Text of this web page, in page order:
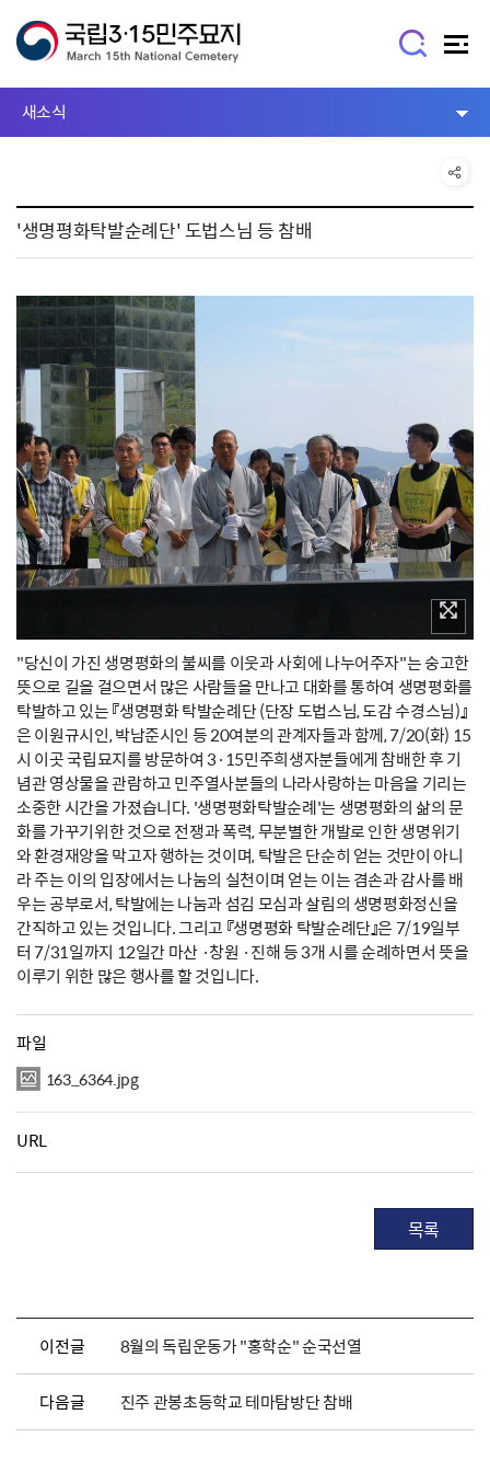
새소식
'생명평화탁발순례단' 도법스님 등 참배
"당신이 가진 생명평화의 불씨를 이웃과 사회에 나누어주자"는 숭고한
뜻으로 길을 걸으면서 많은 사람들을 만나고 대화를 통하여 생명평화를
탁발하고 있는 『생명평화 탁발순례단 (단장 도법스님, 도감 수경스님)』
은 이원규시인, 박남준시인 등 20여분의 관계자들과 함께, 7/20(화) 15
시 이곳 국립묘지를 방문하여 3·15민주희생자분들에게 참배한 후 기
념관 영상물을 관람하고 민주열사분들의 나라사랑하는 마음을 기리는
소중한 시간을 가졌습니다. '생명평화탁발순례'는 생명평화의 삶의 문
화를 가꾸기위한 것으로 전쟁과 폭력, 무분별한 개발로 인한 생명위기
와 환경재앙을 막고자 행하는 것이며, 탁발은 단순히 얻는 것만이 아니
라 주는 이의 입장에서는 나눔의 실천이며 얻는 이는 겸손과 감사를 배
우는 공부로서, 탁발에는 나눔과 섬김 모심과 살림의 생명평화정신을
간직하고 있는 것입니다. 그리고 『생명평화 탁발순례단』은 7/19일부
터 7/31일까지 12일간 마산 ·창원 ·진해 등 3개 시를 순례하면서 뜻을
이루기 위한 많은 행사를 할 것입니다.
파일
163_6364.jpg
URL
목록
이전글 8월의 독립운동가 "홍학순" 순국선열
다음글 진주 관봉초등학교 테마탐방단 참배